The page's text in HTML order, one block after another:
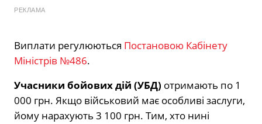
РЕКЛАМА
Виплати регулюються Постановою Кабінету
Міністрів №486.
Учасники бойових дій (УБД) отримають по 1
000 грн. Якщо військовий має особливі заслуги,
йому нарахують 3 100 грн. Тим, хто нині